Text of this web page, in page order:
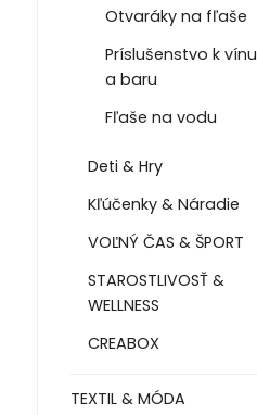
Otvaráky na fľaše
Príslušenstvo k vínu
a baru
Fľaše na vodu
Deti & Hry
Kľúčenky & Náradie
VOĽNÝ ČAS & ŠPORT
STAROSTLIVOSŤ &
WELLNESS
CREABOX
TEXTIL & MÓDA